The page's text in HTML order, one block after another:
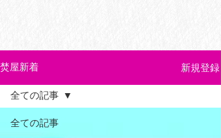
焚屋新着 新規登録
全ての記事
全ての記事